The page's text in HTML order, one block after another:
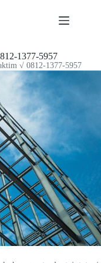
1377-5957
√ 0812-1377-5957